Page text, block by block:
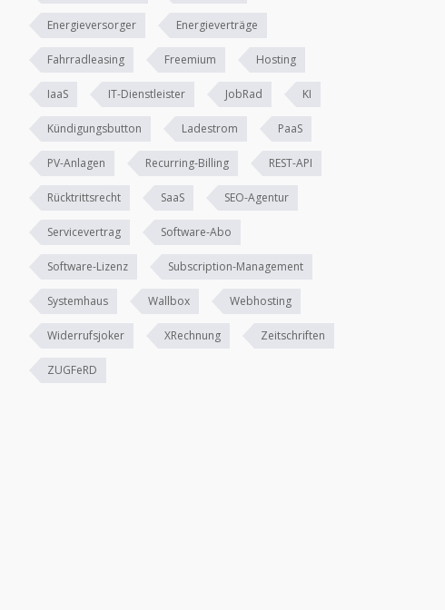
Energieversorger Energieverträge
Fahrradleasing Freemium Hosting
IaaS IT-Dienstleister JobRad KI
Kündigungsbutton Ladestrom PaaS
PV-Anlagen Recurring-Billing REST-API
Rücktrittsrecht SaaS SEO-Agentur
Servicevertrag Software-Abo
Software-Lizenz Subscription-Management
Systemhaus Wallbox Webhosting
Widerrufsjoker XRechnung Zeitschriften
ZUGFeRD